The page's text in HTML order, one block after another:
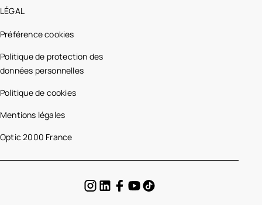
LÉGAL
Préférence cookies
Politique de protection des
données personnelles
Politique de cookies
Mentions légales
Optic 2000 France